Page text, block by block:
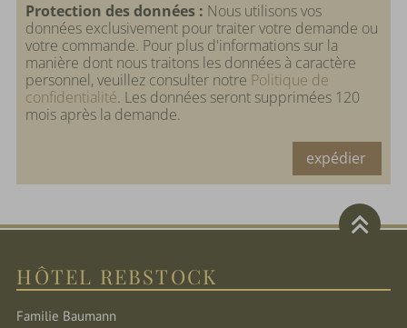
Protection des données : Nous utilisons vos
données exclusivement pour traiter votre demande ou
votre commande. Pour plus d'informations sur la
manière dont nous traitons les données à caractère
personnel, veuillez consulter notre Politique de
confidentialité. Les données seront supprimées 120
mois après la demande.
expédier
HÔTEL REBSTOCK
Familie Baumann